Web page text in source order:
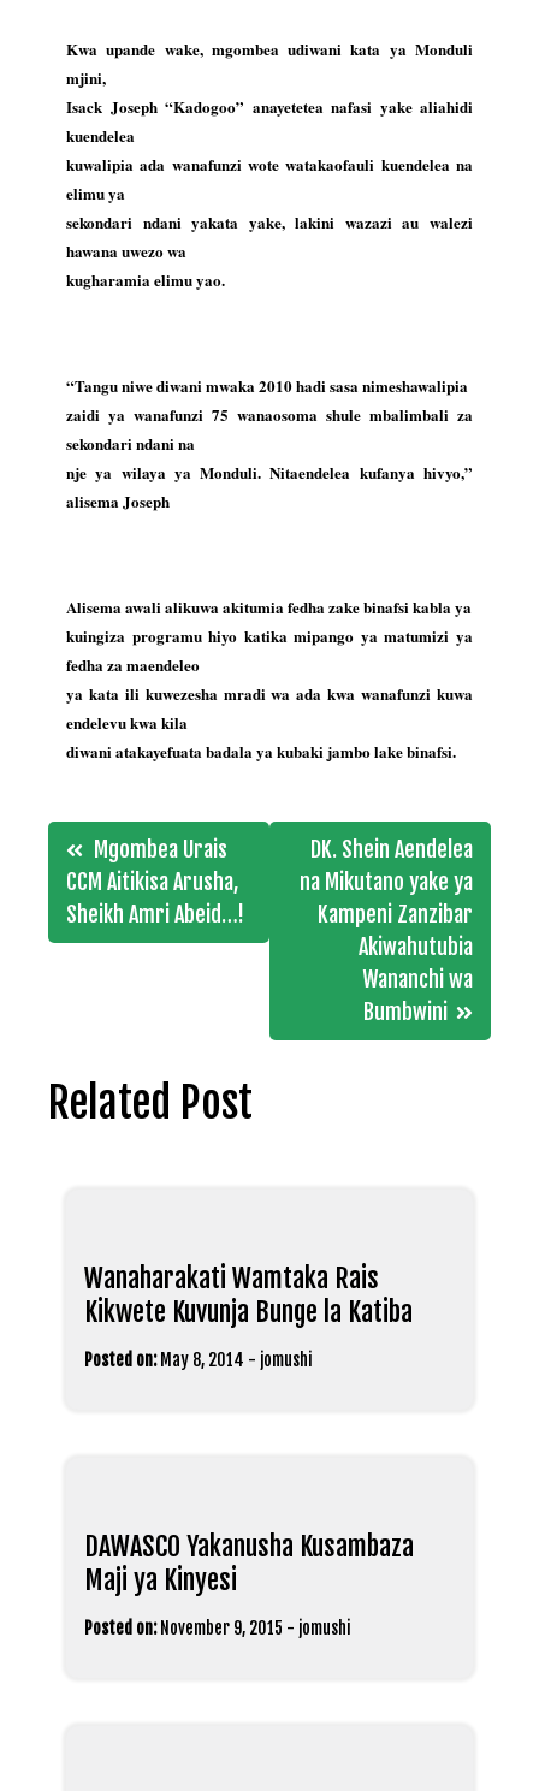
Kwa upande wake, mgombea udiwani kata ya Monduli
mjini,
Isack Joseph “Kadogoo” anayetetea nafasi yake aliahidi
kuendelea
kuwalipia ada wanafunzi wote watakaofauli kuendelea na
elimu ya
sekondari ndani yakata yake, lakini wazazi au walezi
hawana uwezo wa
kugharamia elimu yao.
“Tangu niwe diwani mwaka 2010 hadi sasa nimeshawalipia
zaidi ya wanafunzi 75 wanaosoma shule mbalimbali za
sekondari ndani na
nje ya wilaya ya Monduli. Nitaendelea kufanya hivyo,”
alisema Joseph
Alisema awali alikuwa akitumia fedha zake binafsi kabla ya
kuingiza programu hiyo katika mipango ya matumizi ya
fedha za maendeleo
ya kata ili kuwezesha mradi wa ada kwa wanafunzi kuwa
endelevu kwa kila
diwani atakayefuata badala ya kubaki jambo lake binafsi.
Post
navigation
Mgombea Urais
CCM Aitikisa Arusha,
Sheikh Amri Abeid…!
DK. Shein Aendelea
na Mikutano yake ya
Kampeni Zanzibar
Akiwahutubia
Wananchi wa
Bumbwini
Related Post
Wanaharakati Wamtaka Rais
Kikwete Kuvunja Bunge la Katiba
Posted on: May 8, 2014 - jomushi
DAWASCO Yakanusha Kusambaza
Maji ya Kinyesi
Posted on: November 9, 2015 - jomushi